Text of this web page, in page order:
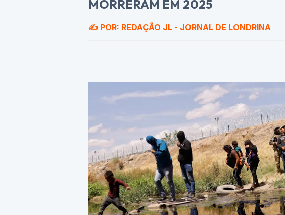
MORRERAM EM 2025
✍️ POR: REDAÇÃO JL - JORNAL DE LONDRINA